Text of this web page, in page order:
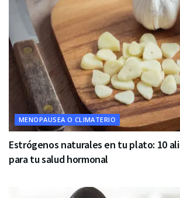
MENOPAUSEA O CLIMATERIO
Estrógenos naturales en tu plato: 10
para tu salud hormonal